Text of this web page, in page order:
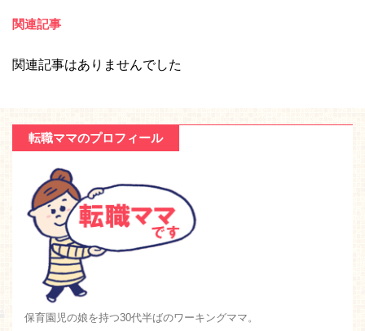
関連記事
関連記事はありませんでした
転職ママのプロフィール
保育園児の娘を持つ30代半ばのワーキングママ。